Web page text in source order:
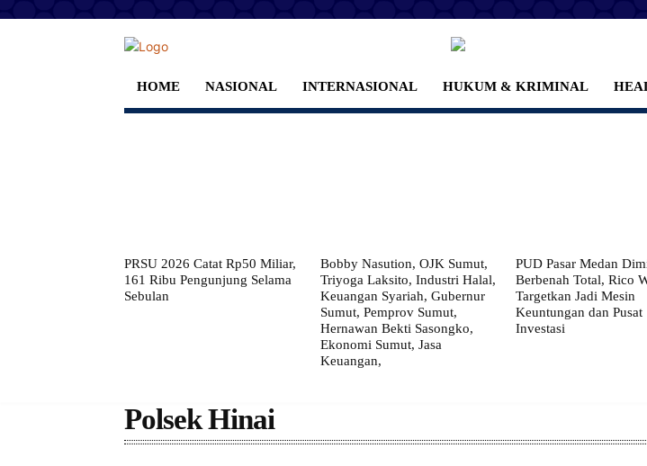
HOME NASIONAL INTERNASIONAL HUKUM & KRIMINAL
PRSU 2026 Catat Rp50 Miliar,
161 Ribu Pengunjung Selama
Sebulan
Bobby Nasution, OJK Sumut,
Triyoga Laksito, Industri Halal,
Keuangan Syariah, Gubernur
Sumut, Pemprov Sumut,
Hernawan Bekti Sasongko,
Ekonomi Sumut, Jasa
Keuangan,
PUD Pasar Medan
Berbenah Total, Rico
Targetkan Jadi Mesin
Keuntungan dan Pusat
Investasi
Polsek Hinai